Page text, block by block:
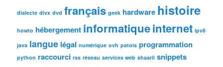
dialecte divx dvd français geek hardware histoire
howto hébergement informatiqueinternet ipv6
java langue légal numérique ovh patois programmation
python raccourci rss réseau services web shaarli snippets